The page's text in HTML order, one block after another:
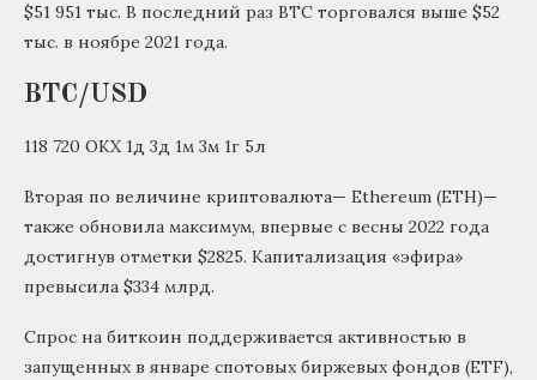
$51 951 тыс. В последний раз BTC торговался выше $52
тыс. в ноябре 2021 года.
BTC/USD
118 720 ОКХ 1д 3д 1м 3м 1г 5л
Вторая по величине криптовалюта— Ethereum (ETH)—
также обновила максимум, впервые с весны 2022 года
достигнув отметки $2825. Капитализация «эфира»
превысила $334 млрд.
Спрос на биткоин поддерживается активностью в
запущенных в январе спотовых биржевых фондов (ETF),